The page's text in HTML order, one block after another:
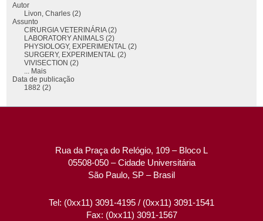
Autor
Livon, Charles (2)
Assunto
CIRURGIA VETERINÁRIA (2)
LABORATORY ANIMALS (2)
PHYSIOLOGY, EXPERIMENTAL (2)
SURGERY, EXPERIMENTAL (2)
VIVISECTION (2)
... Mais
Data de publicação
1882 (2)
Rua da Praça do Relógio, 109 – Bloco L
05508-050 – Cidade Universitária
São Paulo, SP – Brasil
Tel: (0xx11) 3091-4195 / (0xx11) 3091-1541
Fax: (0xx11) 3091-1567